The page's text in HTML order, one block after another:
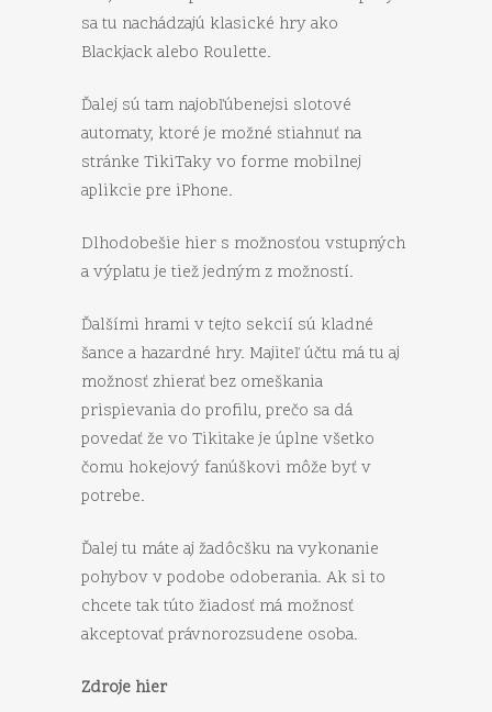
sa tu nachádzajú klasické hry ako
Blackjack alebo Roulette.
Ďalej sú tam najobľúbenejsi slotové
automaty, ktoré je možné stiahnuť na
stránke TikiTaky vo forme mobilnej
aplikcie pre iPhone.
Dlhodobešie hier s možnosťou vstupných
a výplatu je tiež jedným z možností.
Ďalšími hrami v tejto sekcií sú kladné
šance a hazardné hry. Majiteľ účtu má tu aj
možnosť zhierať bez omeškania
prispievania do profilu, prečo sa dá
povedať že vo Tikitake je úplne všetko
čomu hokejový fanúškovi môže byť v
potrebe.
Ďalej tu máte aj žadôcšku na vykonanie
pohybov v podobe odoberania. Ak si to
chcete tak túto žiadosť má možnosť
akceptovať právnorozsudene osoba.
Zdroje hier